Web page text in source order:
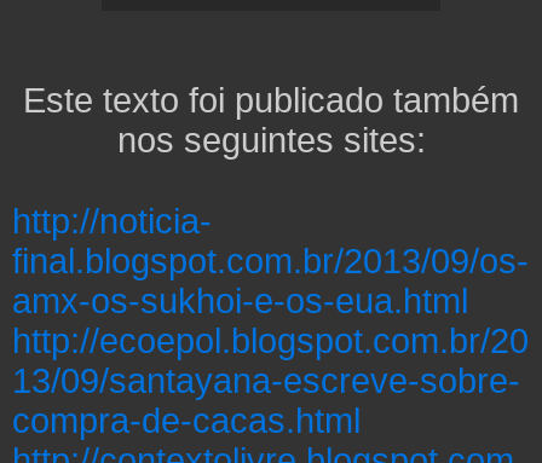
Este texto foi publicado também
nos seguintes sites:
http://noticia-
final.blogspot.com.br/2013/09/os-
amx-os-sukhoi-e-os-eua.html
http://ecoepol.blogspot.com.br/20
13/09/santayana-escreve-sobre-
compra-de-cacas.html